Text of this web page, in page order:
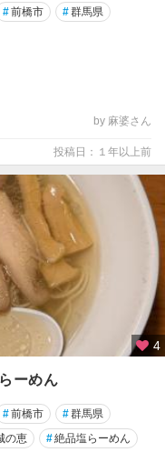
#前橋市 #群馬県
by 麻婆さん
投稿日：１年以上前
4
ーめん
#前橋市 #群馬県
の恵 #絶品塩らーめん